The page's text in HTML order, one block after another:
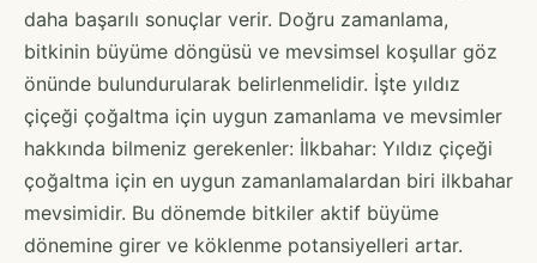
daha başarılı sonuçlar verir. Doğru zamanlama,
bitkinin büyüme döngüsü ve mevsimsel koşullar göz
önünde bulundurularak belirlenmelidir. İşte yıldız
çiçeği çoğaltma için uygun zamanlama ve mevsimler
hakkında bilmeniz gerekenler: İlkbahar: Yıldız çiçeği
çoğaltma için en uygun zamanlamalardan biri ilkbahar
mevsimidir. Bu dönemde bitkiler aktif büyüme
dönemine girer ve köklenme potansiyelleri artar.